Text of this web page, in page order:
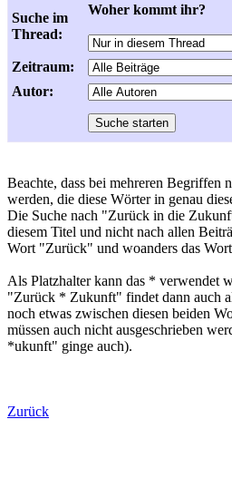
Suche im
Thread:
Woher kommt ihr?
Zeitraum:
Autor:
Beachte, dass bei mehreren Begriffen
werden, die diese Wörter in genau
Die Suche nach "Zurück in die
diesem Titel und nicht nach allen
Wort "Zurück" und woanders das
Als Platzhalter kann das * verwendet
"Zurück * Zukunft" findet dann auch
noch etwas zwischen diesen beiden
müssen auch nicht ausgeschrieben
*ukunft" ginge auch).
Zurück